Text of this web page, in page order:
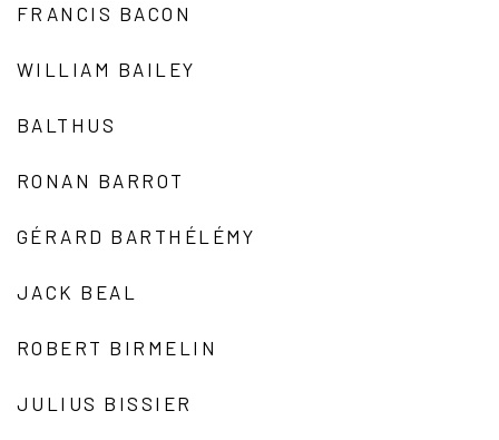
FRANCIS BACON
WILLIAM BAILEY
BALTHUS
RONAN BARROT
GÉRARD BARTHÉLÉMY
JACK BEAL
ROBERT BIRMELIN
JULIUS BISSIER